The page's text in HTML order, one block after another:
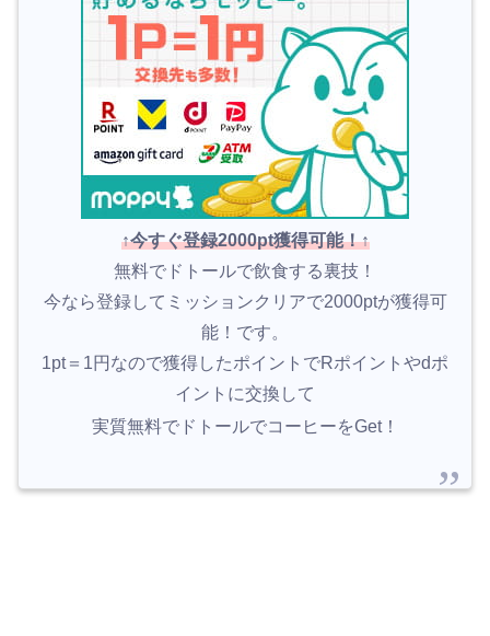
↑今すぐ登録2000pt獲得可能！↑
無料でドトールで飲食する裏技！
今なら登録してミッションクリアで2000ptが獲得可
能！です。
1pt＝1円なので獲得したポイントでRポイントやdポ
イントに交換して
実質無料でドトールでコーヒーをGet！